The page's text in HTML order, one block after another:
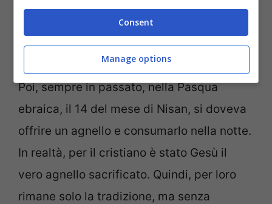
Quando Dio colpì a morte i primogeniti
egiziani, salvò il suo popolo chiedendo di
marcare le porte con il sangue dell’agnello.
Poi, sempre in passato, nella Pasqua
ebraica, il 14 del mese di Nisan, si doveva
offrire un agnello e consumarlo nella notte.
In realtà, per il cristiano è stato Gesù il
vero agnello sacrificato. Quindi, per loro
rimane solo la tradizione, ma senza
Consent
Manage options